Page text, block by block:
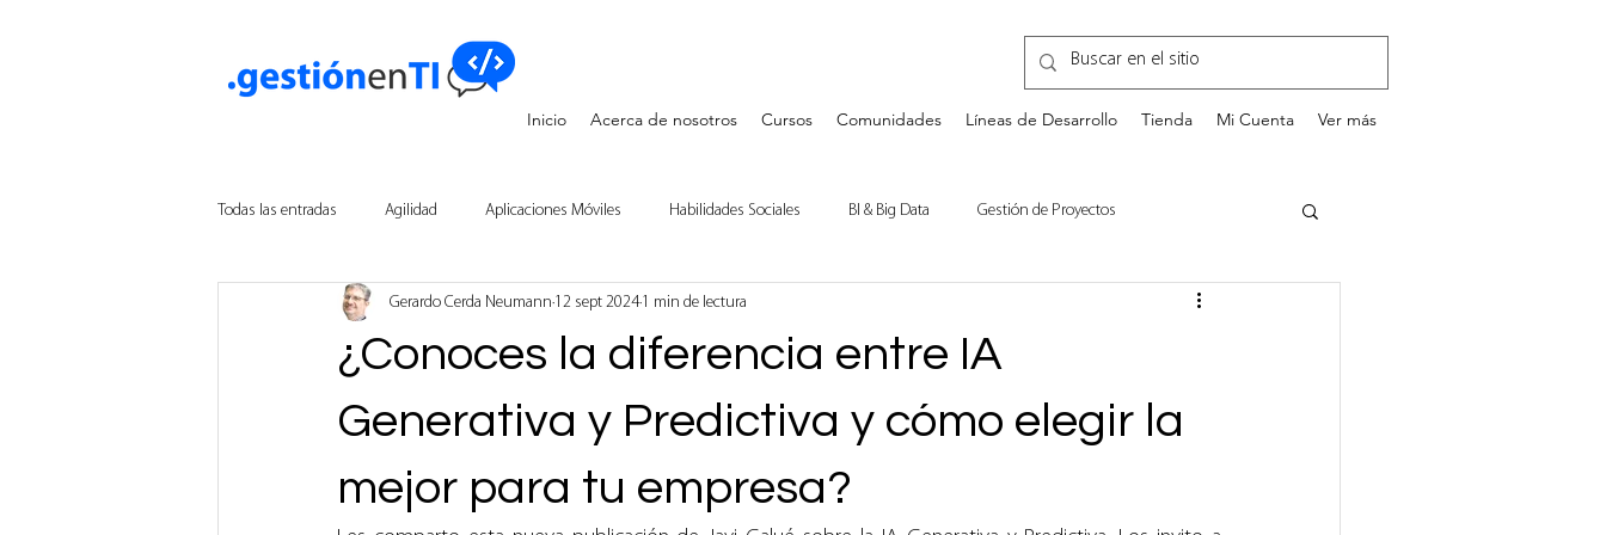
Inicio Acerca de nosotros Cursos Comunidades Líneas de Desarrollo Tienda Mi Cuenta Ver más
Todas las entradas Agilidad Aplicaciones Móviles Habilidades Sociales BI & Big Data Gestión de Proyectos
Innovación Empresarial Tecnología Desarrollo Personal GestionEnTI.com
Inteligencia Artificial
¿Conoces la diferencia entre IA
Generativa y Predictiva y cómo elegir la
mejor para tu empresa?
Gerardo Cerda Neumann 12 sept 2024 1 min de lectura